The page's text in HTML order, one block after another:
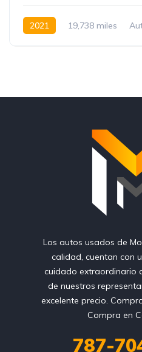
2021 19,738 miles
Los autos usados de
calidad, cuentan con
cuidado extraordinario
de nuestros
excelente precio.
Compra en
787-